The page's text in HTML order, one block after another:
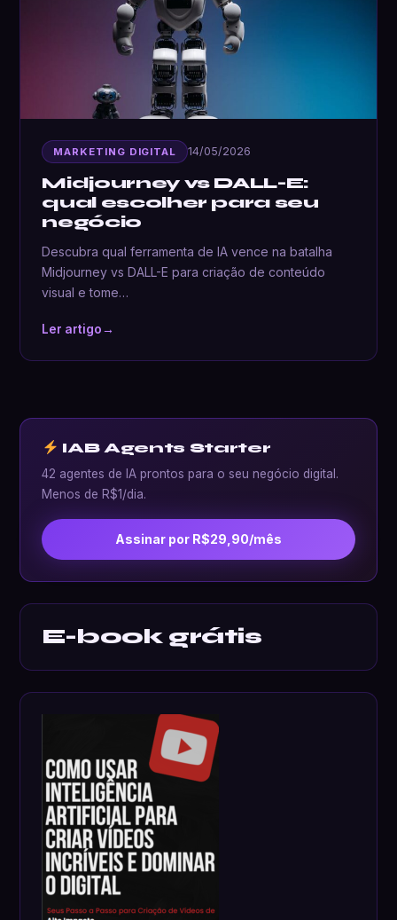
MARKETING DIGITAL 14/05/2026
Midjourney vs DALL-E:
qual escolher para seu
negócio
Descubra qual ferramenta de IA vence na batalha
Midjourney vs DALL-E para criação de conteúdo
visual e tome…
Ler artigo→
IAB Agents Starter
42 agentes de IA prontos para o seu negócio digital.
Menos de R$1/dia.
Assinar por R$29,90/mês
E-book grátis